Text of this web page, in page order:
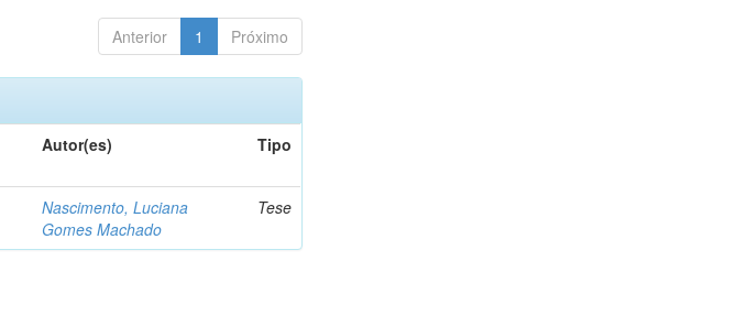
Anterior 1 Próximo
Autor(es) Tipo
Nascimento, Luciana
Gomes Machado
Tese